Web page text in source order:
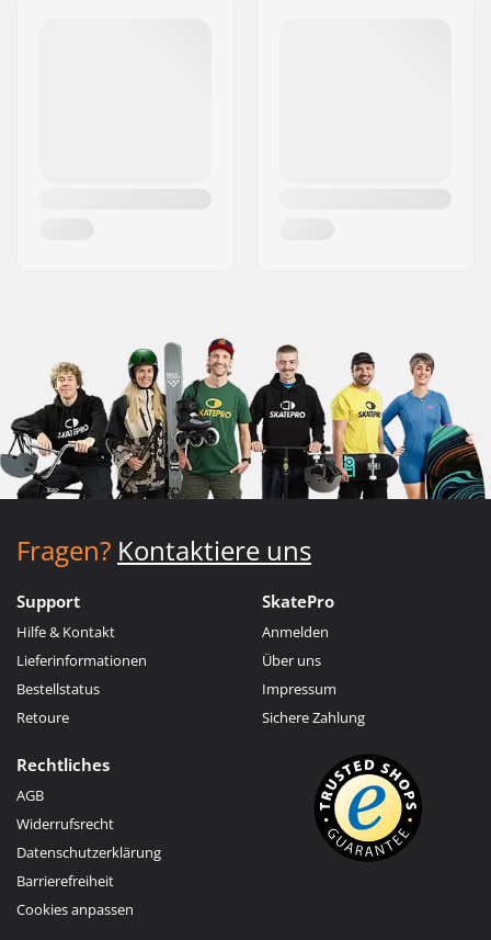
Fragen? Kontaktiere uns
Support
Hilfe & Kontakt
Lieferinformationen
Bestellstatus
Retoure
SkatePro
Anmelden
Über uns
Impressum
Sichere Zahlung
Rechtliches
AGB
Widerrufsrecht
Datenschutzerklärung
Barrierefreiheit
Cookies anpassen